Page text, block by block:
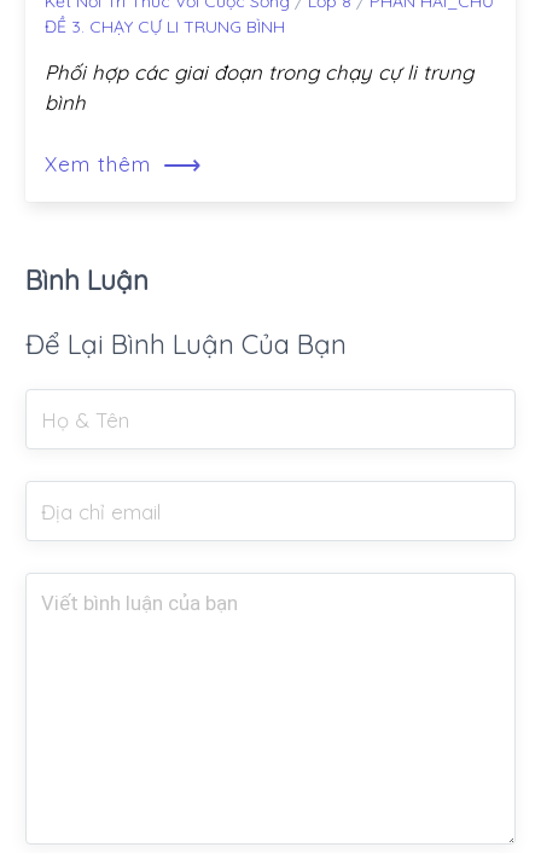
ĐỀ 3. CHẠY CỰ LI TRUNG BÌNH
Phối hợp các giai đoạn trong chạy cự li trung
bình
Xem thêm ⟶
Bình Luận
Để Lại Bình Luận Của Bạn